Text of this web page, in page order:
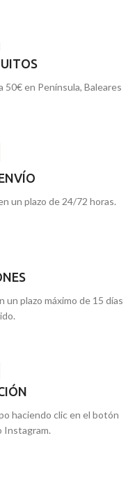
en Península, Baleares
un plazo de 24/72 horas.
plazo máximo de 15 días
haciendo clic en el botón
Instagram.